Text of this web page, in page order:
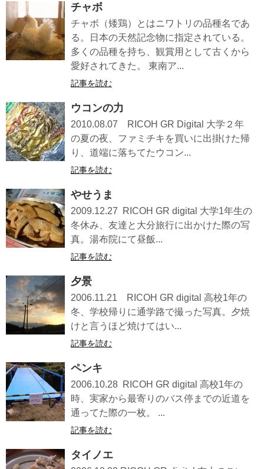
チャボ
チャボ（矮鶏）とはニワトリの品種名であ
る。日本の天然記念物に指定されている。
多くの品種を持ち、観賞用として古くから
愛好されてきた。 東南ア...
記事を読む
ウコンの力
2010.08.07 RICOH GR Digital 大学２年
の夏の夜、ファミチキを買いに出掛けた帰
り、道端に落ちてたウコン...
記事を読む
やせうま
2009.12.27 RICOH GR digital 大学1年生の
冬休み、友達と大分旅行に出かけた際の写
真。湯布院にて昼飯...
記事を読む
夕景
2006.11.21 RICOH GR digital 高校1年の
冬、学校帰りに通学路で撮った写真。夕焼
けと言うほど焼けてはい...
記事を読む
ペンキ
2006.10.28 RICOH GR digital 高校1年の
時、実家から最寄りのバス停までの近道を
通ってた際の一枚。 ...
記事を読む
タイノエ